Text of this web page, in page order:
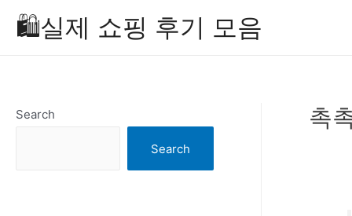
Skip
🛍️실제 쇼핑 후기 모음
Search
Search
촉